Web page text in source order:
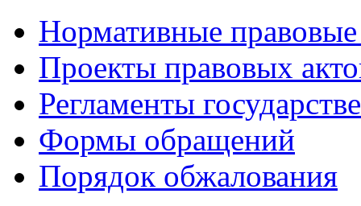
Нормативные
Проекты правовых
Регламенты
Формы обращений
Порядок обжалования